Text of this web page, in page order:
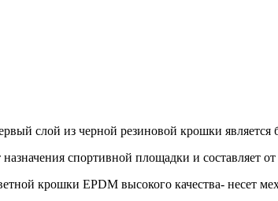
слой из черной резиновой крошки
спортивной площадки и составляет
крошки EPDM высокого качества- несет